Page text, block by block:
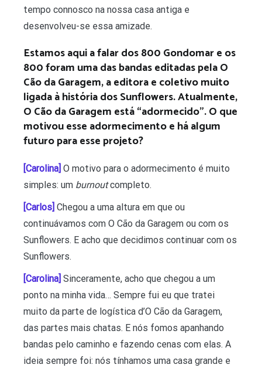
tempo connosco na nossa casa antiga e
desenvolveu-se essa amizade.
Estamos aqui a falar dos 800 Gondomar e os
800 foram uma das bandas editadas pela O
Cão da Garagem, a editora e coletivo muito
ligada à história dos Sunflowers. Atualmente,
O Cão da Garagem está “adormecido”. O que
motivou esse adormecimento e há algum
futuro para esse projeto?
[Carolina] O motivo para o adormecimento é muito
simples: um burnoutcompleto.
[Carlos] Chegou a uma altura em que ou
continuávamos com O Cão da Garagem ou com os
Sunflowers. E acho que decidimos continuar com os
Sunflowers.
[Carolina] Sinceramente, acho que chegou a um
ponto na minha vida… Sempre fui eu que tratei
muito da parte de logística d’O Cão da Garagem,
das partes mais chatas. E nós fomos apanhando
bandas pelo caminho e fazendo cenas com elas. A
ideia sempre foi: nós tínhamos uma casa grande e